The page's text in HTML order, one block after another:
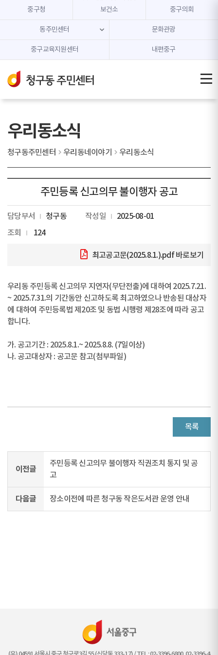
본문 내용 바로가기
주메뉴 바로가기
중구청 보건소 중구의회
동주민센터 문화관광
중구교육지원센터 내편중구
우리동소식
청구동주민센터 우리동네이야기 우리동소식
주민등록 신고의무 불이행자 공고
담당부서 청구동 작성일
2025-08-01
조회
124
최고공고문(2025.8.1.).pdf 바로보기
우리동 주민등록 신고의무 지연자(무단전출)에 대하여 2025.7.21.
~ 2025.7.31.의 기간동안 신고하도록 최고하였으나 반송된 대상자
에 대하여 주민등록법 제20조 및 동법 시행령 제28조에 따라 공고
합니다.
가. 공고기간 : 2025.8.1.~ 2025.8.8. (7일이상)
나. 공고대상자 : 공고문 참고(첨부파일)
목록
이전글
주민등록 신고의무 불이행자 직권조치 통지 및 공
고
다음글 장소이전에 따른 청구동 작은도서관 운영 안내